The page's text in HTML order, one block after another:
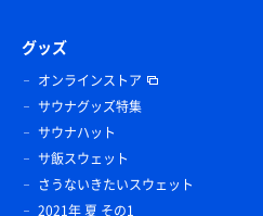
グッズ
オンラインストア
サウナグッズ特集
サウナハット
サ飯スウェット
さうないきたいスウェット
2021年 夏 その1